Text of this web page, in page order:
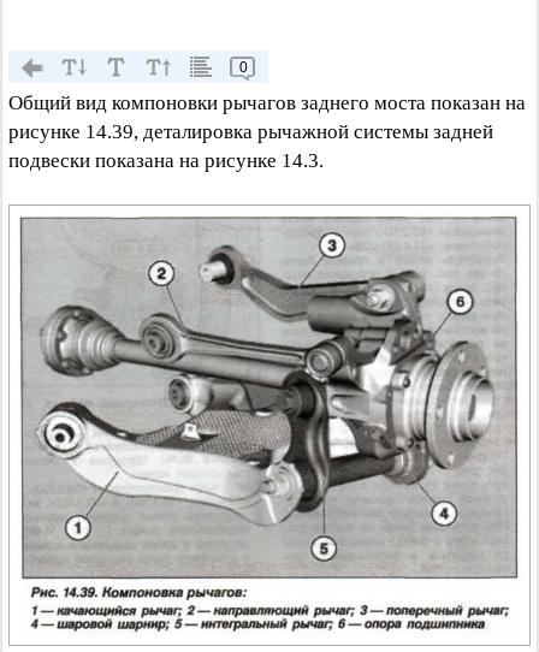
0
Общий вид компоновки рычагов заднего моста показан на
рисунке 14.39, деталировка рычажной системы задней
подвески показана на рисунке 14.3.